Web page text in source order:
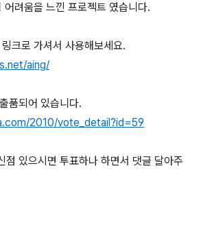
어려움을 느낀 프로젝트 였습니다.
크로 가셔서 사용해보세요.
aing/
품되어 있습니다.
2010/vote_detail?id=59
점 있으시면 투표하나 하면서 댓글 달아주